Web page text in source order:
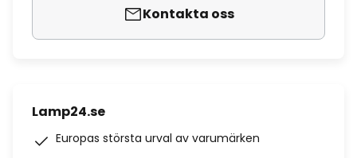
Kontakta oss
Lamp24.se
Europas största urval av varumärken